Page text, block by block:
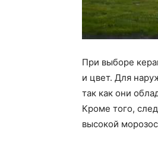
При выборе
и цвет. Для
так как они
Кроме того,
высокой